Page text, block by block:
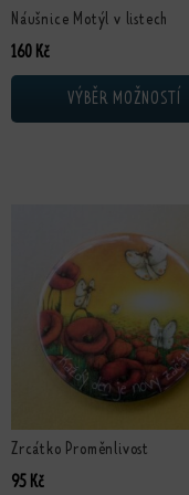
Náušnice Motýl v listech
160 Kč
VÝBĚR MOŽNOSTÍ
Zrcátko Proměnlivost
95 Kč